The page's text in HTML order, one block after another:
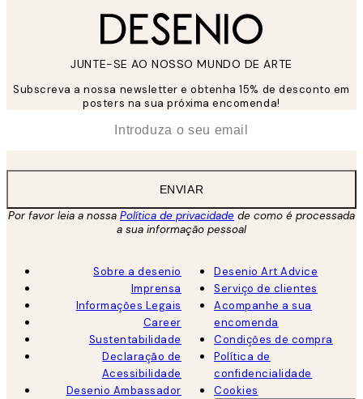
JUNTE-SE AO NOSSO MUNDO DE ARTE
Subscreva a nossa newsletter e obtenha 15% de desconto em
posters na sua próxima encomenda!
ENVIAR
Por favor leia a nossa Política de privacidade de como é processada
a sua informação pessoal
Sobre a desenio
Imprensa
Informações Legais
Career
Sustentabilidade
Declaração de
Acessibilidade
Desenio Ambassador
Desenio Art Advice
Serviço de clientes
Acompanhe a sua
encomenda
Condições de compra
Política de
confidencialidade
Cookies